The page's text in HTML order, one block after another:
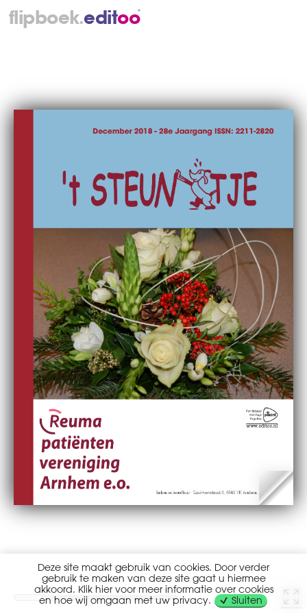
flipboek.editoo®
Deze site maakt gebruik van cookies. Door verder
gebruik te maken van deze site gaat u hiermee
akkoord. Klik hier voor meer informatie over cookies
en hoe wij omgaan met uw privacy.
Sluiten